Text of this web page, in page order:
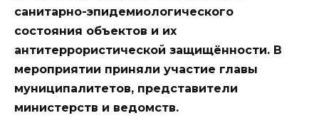
санитарно-эпидемиологического
состояния объектов и их
антитеррористической защищённости. В
мероприятии приняли участие главы
муниципалитетов, представители
министерств и ведомств.